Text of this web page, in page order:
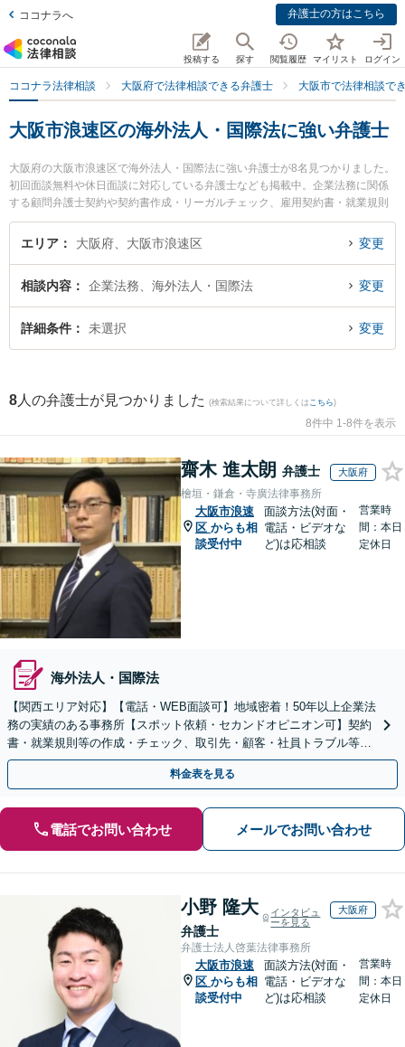
ココナラへ 弁護士の方はこちら
投稿する 探す 閲覧履歴 マイリスト ログイン
ココナラ法律相談 大阪府で法律相談できる弁護士 大阪市で法律相談で
大阪市浪速区の海外法人・国際法に強い弁護士
大阪府の大阪市浪速区で海外法人・国際法に強い弁護士が8名見つかりました。
初回面談無料や休日面談に対応している弁護士なども掲載中。企業法務に関係
する顧問弁護士契約や契約書作成・リーガルチェック、雇用契約書・就業規則
作成等の細かな分野での絞り込み検索もでき便利です。特に弁護士法人法律事
務所ロイヤーズ・ハイの田中 今日太弁護士や弁護士法人植田法律会計の植田 諭
や夜間に発生した海外法人・国際法のトラブルを今すぐに弁護士に相談した
い』『海外法人・国際法のトラブル解決の実績豊富な近くの弁護士を検索した
い』『初回相談無料で海外法人・国際法を法律相談できる大阪市浪速区内の弁
エリア 大阪府、大阪市浪速区 変更
相談内容 企業法務、海外法人・国際法 変更
詳細条件 未選択 変更
8 人の弁護士が見つかりました (検索結果について詳しくは こちら)
8件中 1-8件を表示
齋木 進太朗 弁護士 大阪府
檜垣・鎌倉・寺廣法律事務所
大阪市浪速
区 からも相
談受付中
面談方法(対面・
電話・ビデオな
ど)は応相談
営業時
間：本日
定休日
海外法人・国際法
【関西エリア対応】【電話・WEB面談可】地域密着！50年以上企業法
務の実績のある事務所【スポット依頼・セカンドオピニオン可】契約
書・就業規則等の作成・チェック、取引先・顧客・社員トラブル等、
お気軽にご相談ください【事前予約で休日・夜間対応】
料金表を見る
電話でお問い合わせ メールでお問い合わせ
小野 隆大
弁護士
インタビュ
ーを見る
大阪府
弁護士法人啓葉法律事務所
大阪市浪速
区 からも相
談受付中
面談方法(対面・
電話・ビデオな
ど)は応相談
営業時
間：本日
定休日